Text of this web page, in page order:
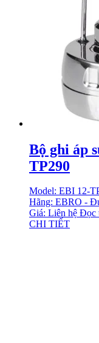
Bộ ghi áp
TP290
Model: EBI 12-
Hãng: EBRO -
Giá: Liên hệ Đọc
CHI TIẾT